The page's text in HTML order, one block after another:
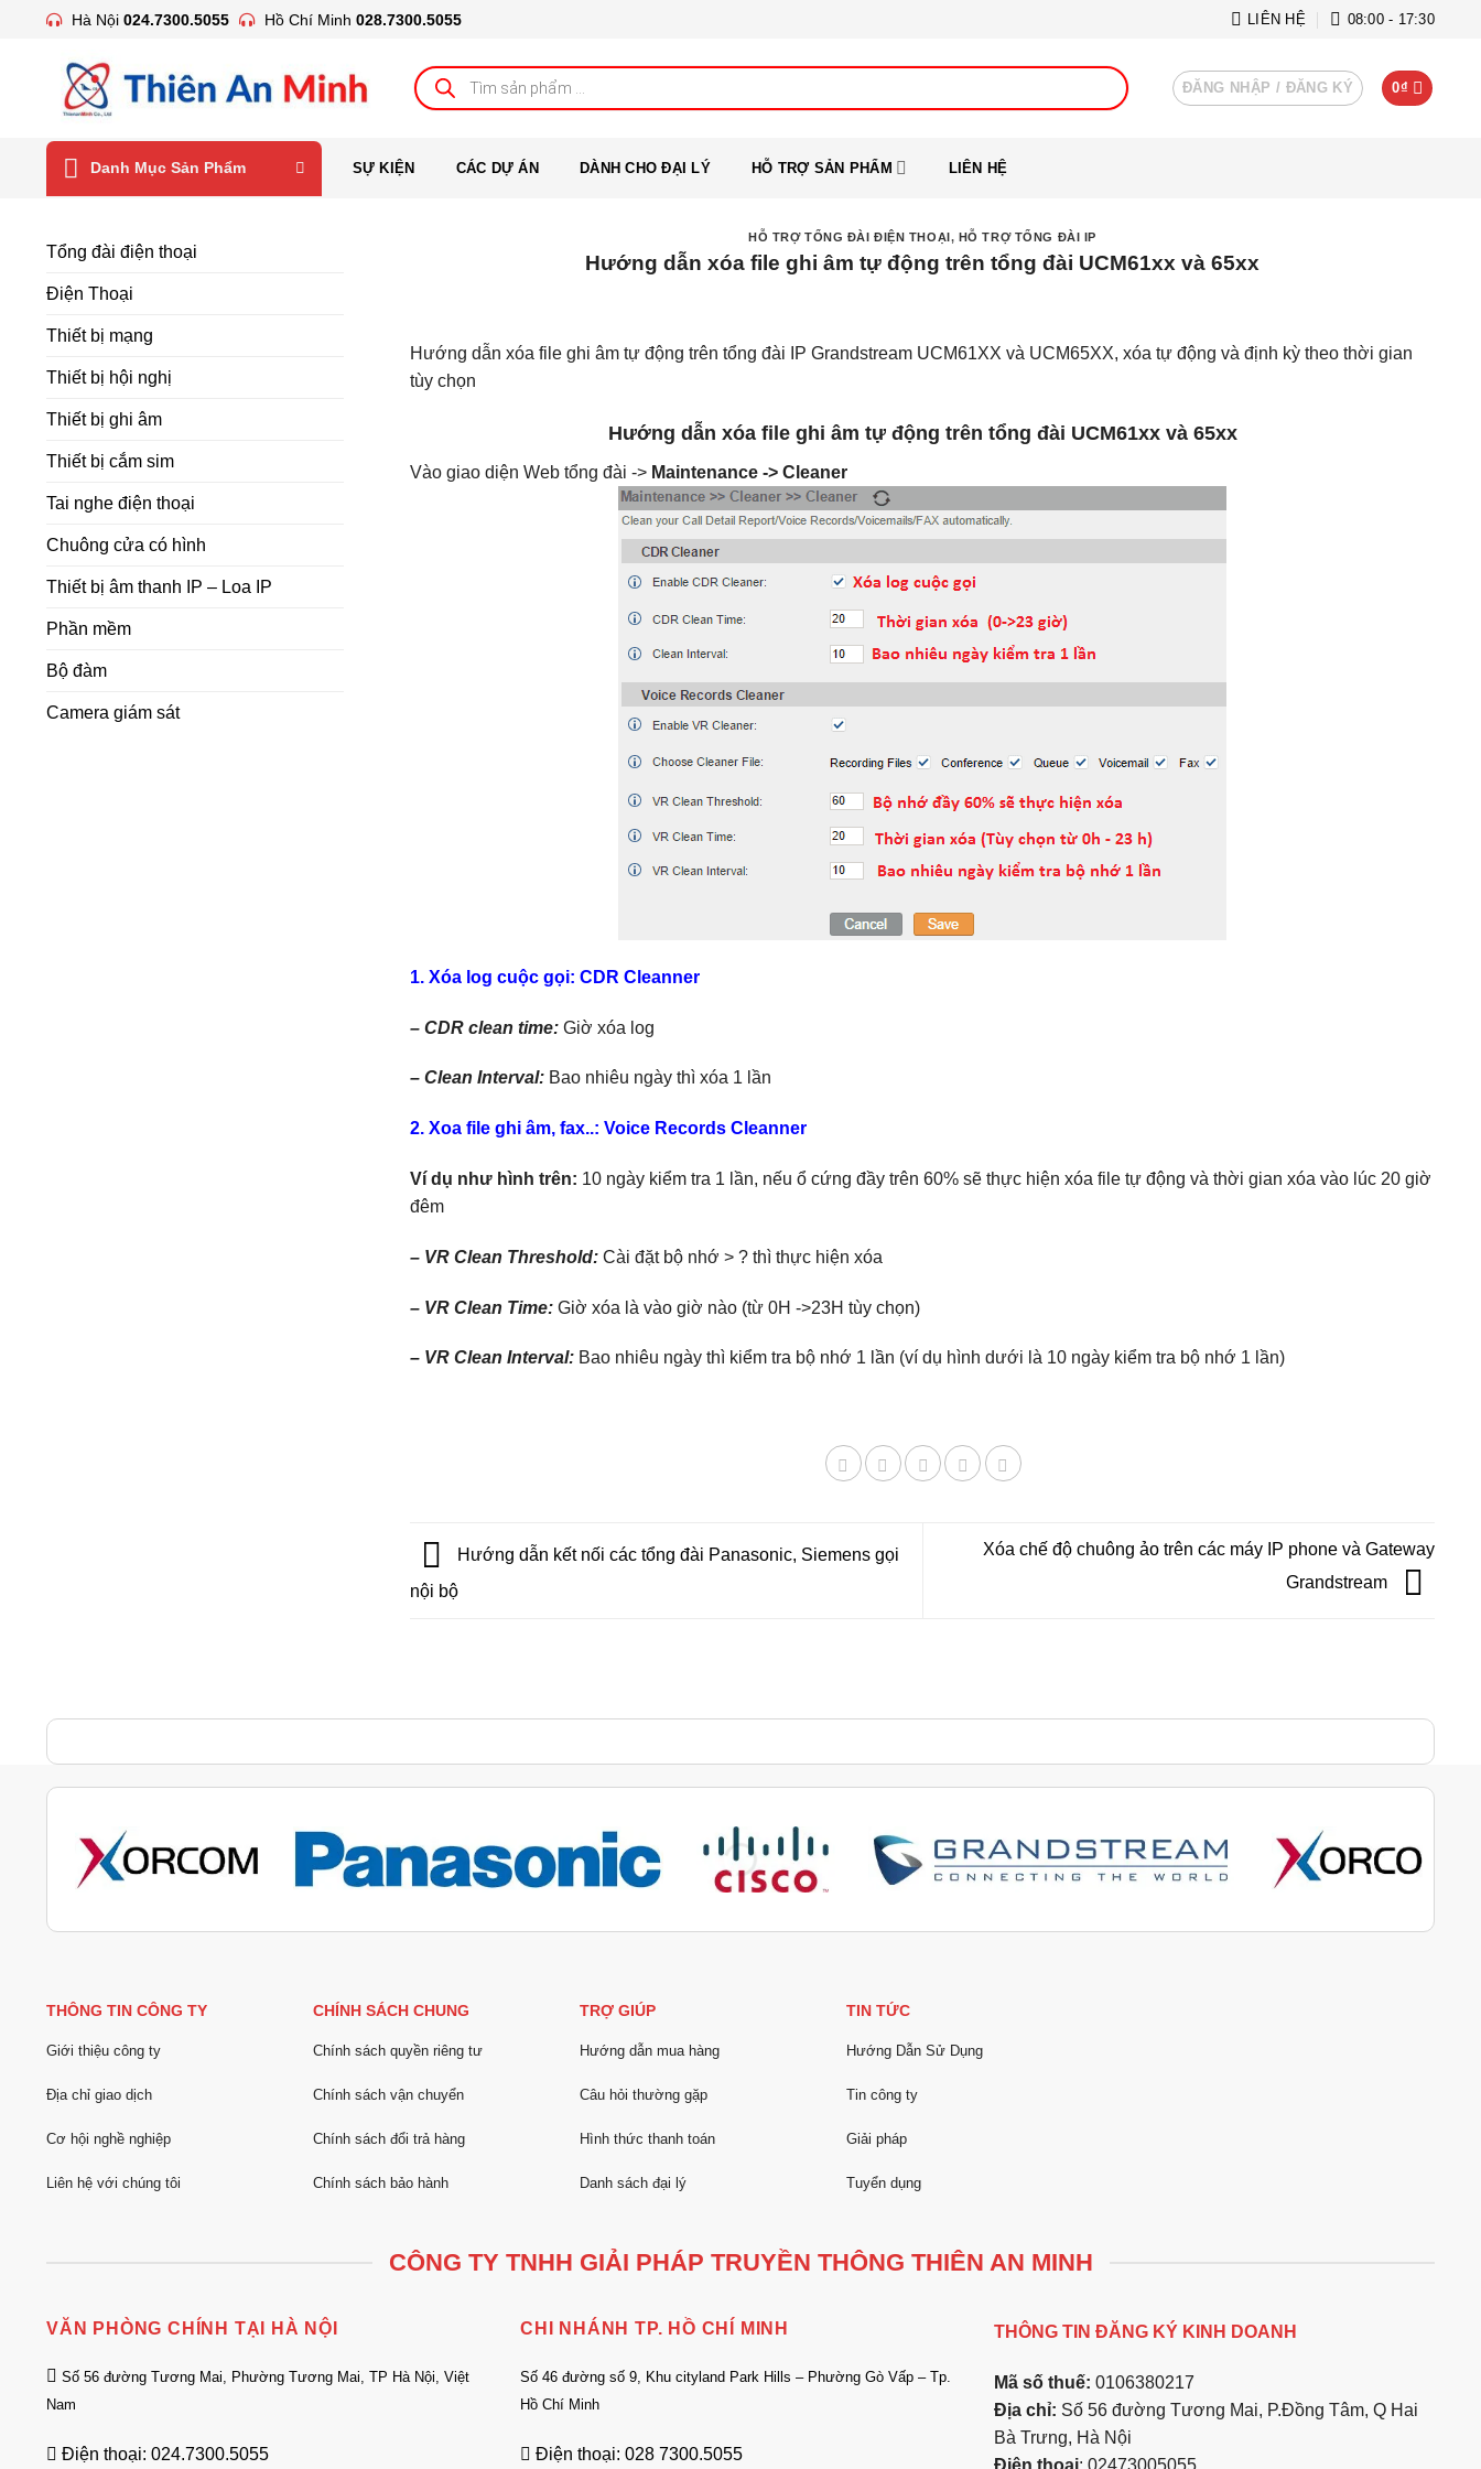
Hà Nội 024.7300.5055 Hồ Chí Minh 028.7300.5055 LIÊN HỆ 08:00 - 17:30
Tìm
kiếm
sản
phẩm
ĐĂNG NHẬP / ĐĂNG KÝ 0₫
Danh Mục Sản Phẩm SỰ KIỆN CÁC DỰ ÁN DÀNH CHO ĐẠI LÝ HỖ TRỢ SẢN PHẨM LIÊN HỆ
Tổng đài điện thoại
Điện Thoại
Thiết bị mạng
Thiết bị hội nghị
Thiết bị ghi âm
Thiết bị cắm sim
Tai nghe điện thoại
Chuông cửa có hình
Thiết bị âm thanh IP – Loa IP
Phần mềm
Bộ đàm
Camera giám sát
HỖ TRỢ TỔNG ĐÀI ĐIỆN THOẠI, HỖ TRỢ TỔNG ĐÀI IP
Hướng dẫn xóa file ghi âm tự động trên tổng đài UCM61xx và 65xx
Hướng dẫn xóa file ghi âm tự động trên tổng đài IP Grandstream UCM61XX và UCM65XX, xóa tự động và định kỳ theo thời gian
tùy chọn
Hướng dẫn xóa file ghi âm tự động trên tổng đài UCM61xx và 65xx
Vào giao diện Web tổng đài -> Maintenance -> Cleaner
1. Xóa log cuộc gọi: CDR Cleanner
– CDR clean time: Giờ xóa log
– Clean Interval: Bao nhiêu ngày thì xóa 1 lần
2. Xoa file ghi âm, fax..: Voice Records Cleanner
Ví dụ như hình trên: 10 ngày kiểm tra 1 lần, nếu ổ cứng đầy trên 60% sẽ thực hiện xóa file tự động và thời gian xóa vào lúc 20 giờ
đêm
– VR Clean Threshold: Cài đặt bộ nhớ > ? thì thực hiện xóa
– VR Clean Time: Giờ xóa là vào giờ nào (từ 0H ->23H tùy chọn)
– VR Clean Interval: Bao nhiêu ngày thì kiểm tra bộ nhớ 1 lần (ví dụ hình dưới là 10 ngày kiểm tra bộ nhớ 1 lần)
Hướng dẫn kết nối các tổng đài Panasonic, Siemens gọi
nội bộ
Xóa chế độ chuông ảo trên các máy IP phone và Gateway
Grandstream
THÔNG TIN CÔNG TY
Giới thiệu công ty
Địa chỉ giao dịch
Cơ hội nghề nghiệp
Liên hệ với chúng tôi
CHÍNH SÁCH CHUNG
Chính sách quyền riêng tư
Chính sách vận chuyển
Chính sách đổi trả hàng
Chính sách bảo hành
TRỢ GIÚP
Hướng dẫn mua hàng
Câu hỏi thường gặp
Hình thức thanh toán
Danh sách đại lý
TIN TỨC
Hướng Dẫn Sử Dụng
Tin công ty
Giải pháp
Tuyển dụng
CÔNG TY TNHH GIẢI PHÁP TRUYỀN THÔNG THIÊN AN MINH
VĂN PHÒNG CHÍNH TẠI HÀ NỘI
Số 56 đường Tương Mai, Phường Tương Mai, TP Hà Nội, Việt
Nam
Điện thoại: 024.7300.5055
CHI NHÁNH TP. HỒ CHÍ MINH
Số 46 đường số 9, Khu cityland Park Hills – Phường Gò Vấp – Tp.
Hồ Chí Minh
Điện thoại: 028 7300.5055
THÔNG TIN ĐĂNG KÝ KINH DOANH
Mã số thuế: 0106380217
Địa chỉ: Số 56 đường Tương Mai, P.Đồng Tâm, Q Hai
Bà Trưng, Hà Nội
Điện thoại: 02473005055